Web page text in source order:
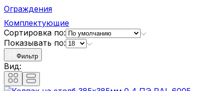
Ограждения
Комплектующие
Сортировка по:
Показывать по:
Фильтр
Вид: